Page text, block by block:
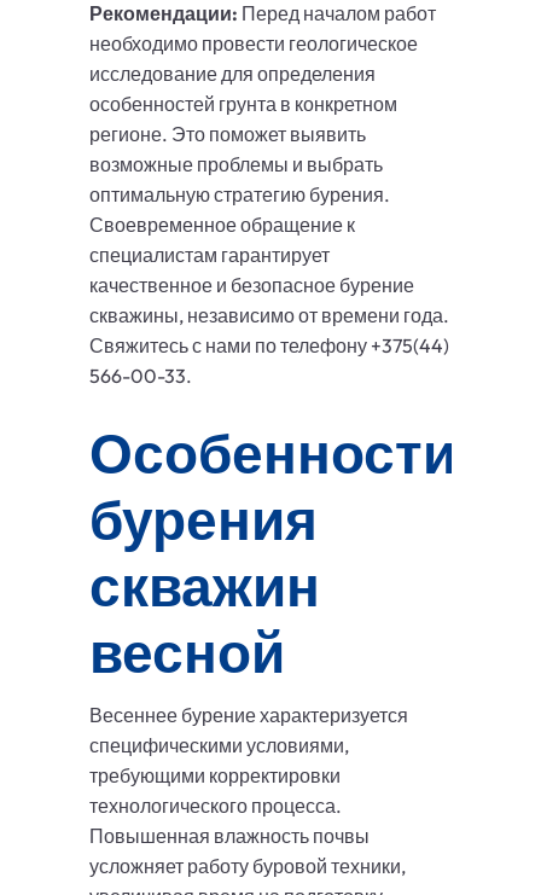
Рекомендации: Перед началом работ
необходимо провести геологическое
исследование для определения
особенностей грунта в конкретном
регионе. Это поможет выявить
возможные проблемы и выбрать
оптимальную стратегию бурения.
Своевременное обращение к
специалистам гарантирует
качественное и безопасное бурение
скважины, независимо от времени года.
Свяжитесь с нами по телефону +375(44)
566-00-33.
Особенности
бурения
скважин
весной
Весеннее бурение характеризуется
специфическими условиями,
требующими корректировки
технологического процесса.
Повышенная влажность почвы
усложняет работу буровой техники,